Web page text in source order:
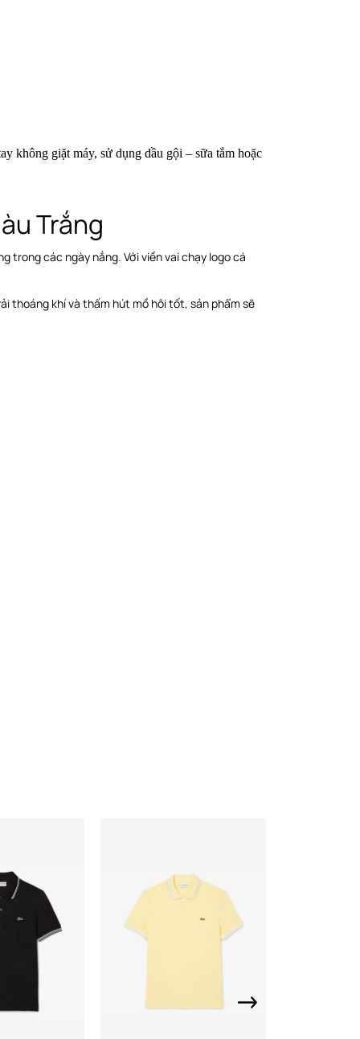
không giặt máy, sử dụng dầu gội – sữa tắm hoặc
Trắng
trong các ngày nắng. Với viền vai chạy logo cá
thoáng khí và thấm hút mồ hôi tốt, sản phẩm sẽ